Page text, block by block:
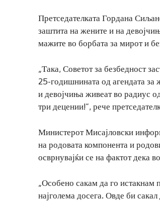
Претседателката Гордана
заштита на жените и на
мажите во борбата за мирот и
„Така, Советот за безбедност
25-годишнината од агендата
и девојчиња живеат во радиус
три децении!“, рече
Министерот Мисајловски
на родовата компонента и
осврнувајќи се на фактот дека
„Особено сакам да го истакнам
најголема досега. Овде би